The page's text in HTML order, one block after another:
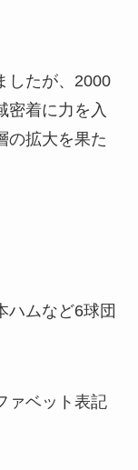
したが、2000
密着に力を入
の拡大を果た
ハムなど6球団
ァベット表記